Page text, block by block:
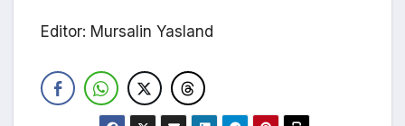
Editor: Mursalin Yasland